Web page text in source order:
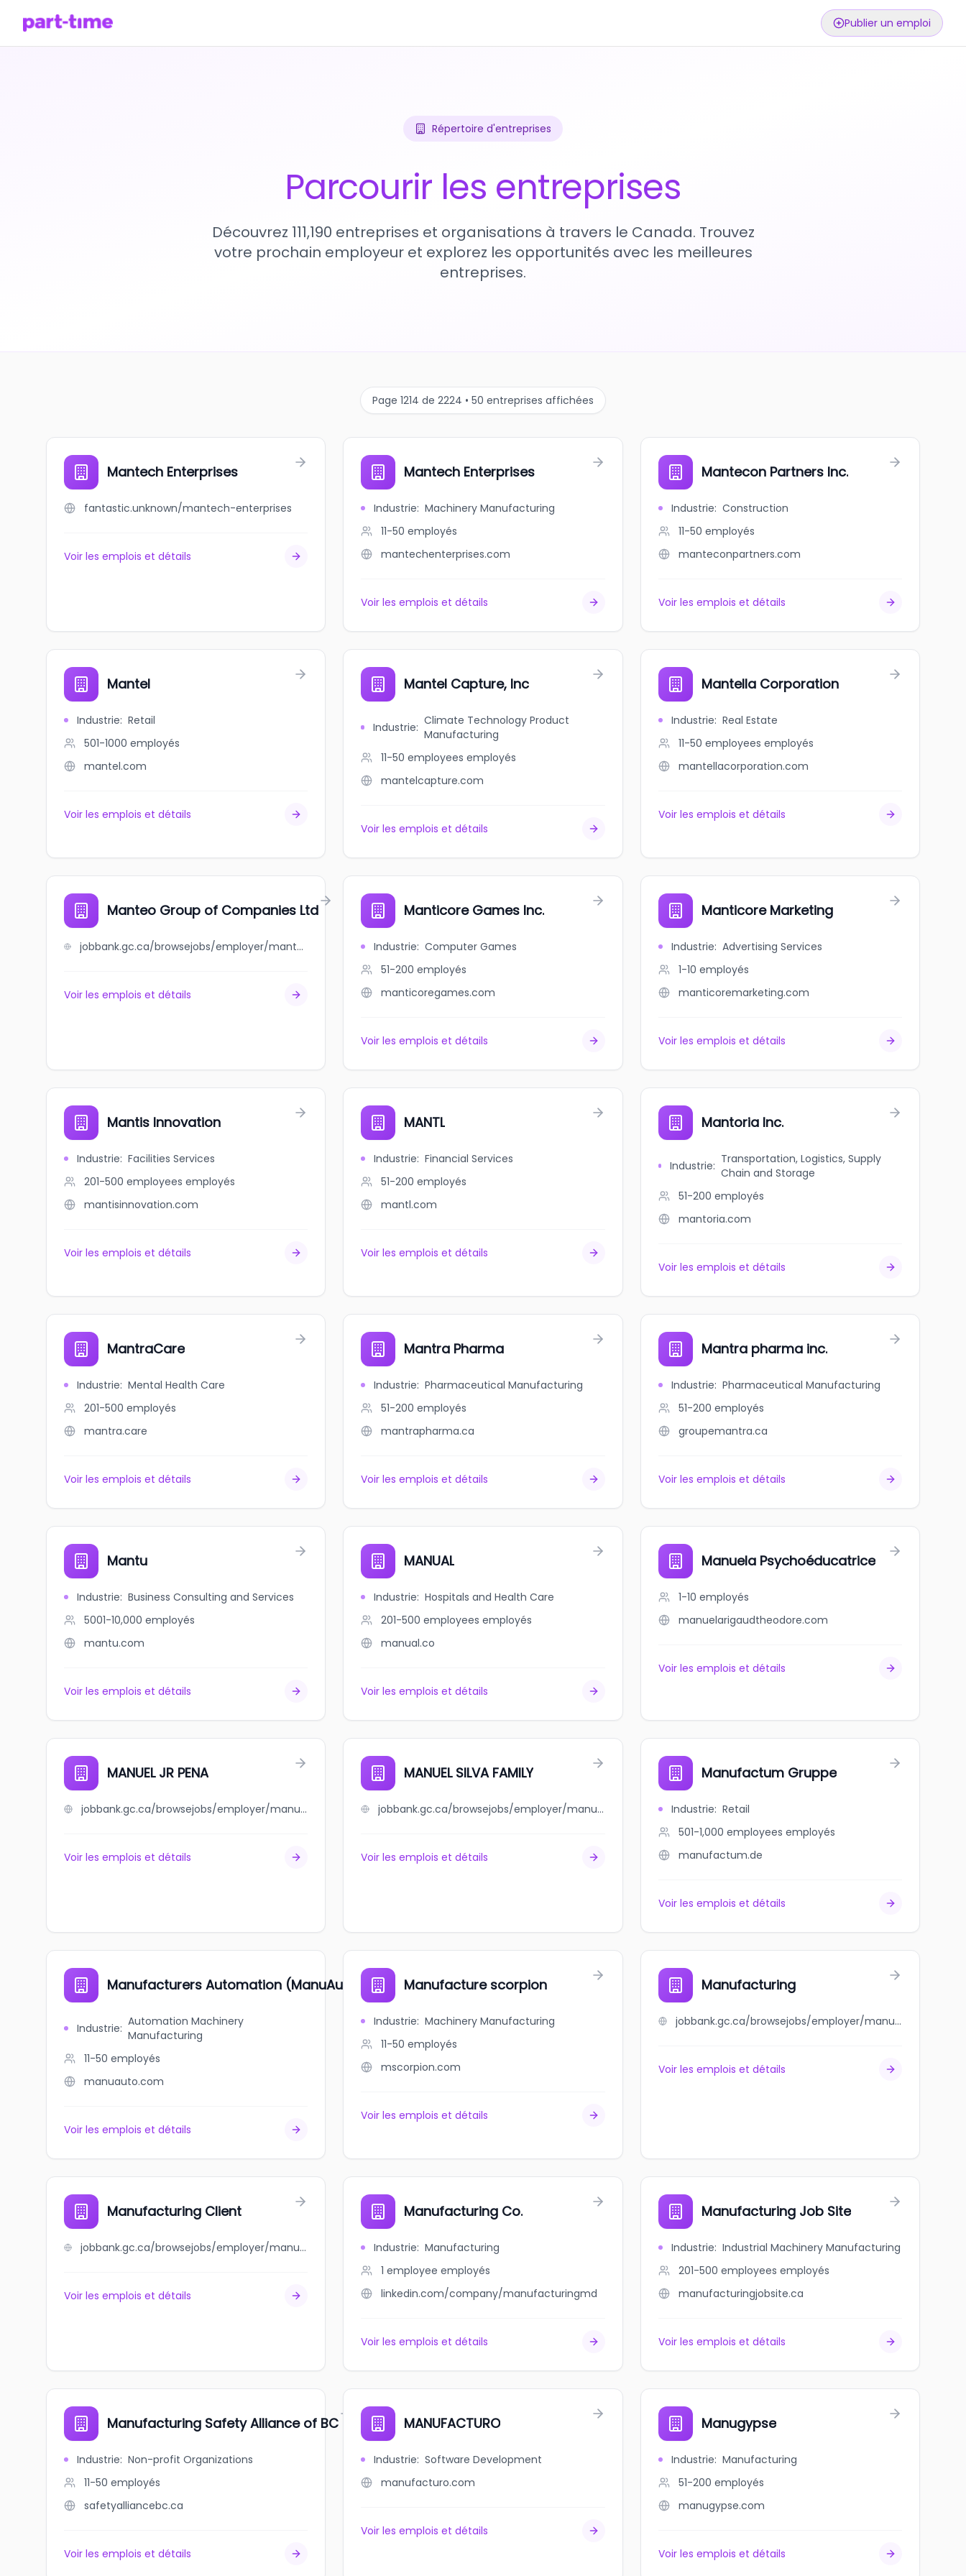
Publier un emploi
Répertoire d'entreprises
Parcourir les entreprises
Découvrez 111,190 entreprises et organisations à travers le Canada. Trouvez
votre prochain employeur et explorez les opportunités avec les meilleures
entreprises.
Page 1214 de 2224 • 50 entreprises affichées
Mantech Enterprises
fantastic.unknown/mantech-enterprises
Voir les emplois et détails
Mantech Enterprises
Industrie: Machinery Manufacturing
11-50 employés
mantechenterprises.com
Voir les emplois et détails
Mantecon Partners Inc.
Industrie: Construction
11-50 employés
manteconpartners.com
Voir les emplois et détails
Mantel
Industrie: Retail
501-1000 employés
mantel.com
Voir les emplois et détails
Mantel Capture, Inc
Industrie: Climate Technology Product
Manufacturing
11-50 employees employés
mantelcapture.com
Voir les emplois et détails
Mantella Corporation
Industrie: Real Estate
11-50 employees employés
mantellacorporation.com
Voir les emplois et détails
Manteo Group of Companies Ltd
jobbank.gc.ca/browsejobs/employer/manteo+group+of+companies+ltd/ca
Voir les emplois et détails
Manticore Games Inc.
Industrie: Computer Games
51-200 employés
manticoregames.com
Voir les emplois et détails
Manticore Marketing
Industrie: Advertising Services
1-10 employés
manticoremarketing.com
Voir les emplois et détails
Mantis Innovation
Industrie: Facilities Services
201-500 employees employés
mantisinnovation.com
Voir les emplois et détails
MANTL
Industrie: Financial Services
51-200 employés
mantl.com
Voir les emplois et détails
Mantoria Inc.
Industrie: Transportation, Logistics, Supply
Chain and Storage
51-200 employés
mantoria.com
Voir les emplois et détails
MantraCare
Industrie: Mental Health Care
201-500 employés
mantra.care
Voir les emplois et détails
Mantra Pharma
Industrie: Pharmaceutical Manufacturing
51-200 employés
mantrapharma.ca
Voir les emplois et détails
Mantra pharma inc.
Industrie: Pharmaceutical Manufacturing
51-200 employés
groupemantra.ca
Voir les emplois et détails
Mantu
Industrie: Business Consulting and Services
5001-10,000 employés
mantu.com
Voir les emplois et détails
MANUAL
Industrie: Hospitals and Health Care
201-500 employees employés
manual.co
Voir les emplois et détails
Manuela Psychoéducatrice
1-10 employés
manuelarigaudtheodore.com
Voir les emplois et détails
MANUEL JR PENA
jobbank.gc.ca/browsejobs/employer/manuel+jr+pena/ca
Voir les emplois et détails
MANUEL SILVA FAMILY
jobbank.gc.ca/browsejobs/employer/manuel+silva+family/ca
Voir les emplois et détails
Manufactum Gruppe
Industrie: Retail
501-1,000 employees employés
manufactum.de
Voir les emplois et détails
Manufacturers Automation (ManuAuto)
Industrie: Automation Machinery
Manufacturing
11-50 employés
manuauto.com
Voir les emplois et détails
Manufacture scorpion
Industrie: Machinery Manufacturing
11-50 employés
mscorpion.com
Voir les emplois et détails
Manufacturing
jobbank.gc.ca/browsejobs/employer/manufacturing/ca
Voir les emplois et détails
Manufacturing Client
jobbank.gc.ca/browsejobs/employer/manufacturing+client/ca
Voir les emplois et détails
Manufacturing Co.
Industrie: Manufacturing
1 employee employés
linkedin.com/company/manufacturingmd
Voir les emplois et détails
Manufacturing Job Site
Industrie: Industrial Machinery Manufacturing
201-500 employees employés
manufacturingjobsite.ca
Voir les emplois et détails
Manufacturing Safety Alliance of BC
Industrie: Non-profit Organizations
11-50 employés
safetyalliancebc.ca
Voir les emplois et détails
MANUFACTURO
Industrie: Software Development
manufacturo.com
Voir les emplois et détails
Manugypse
Industrie: Manufacturing
51-200 employés
manugypse.com
Voir les emplois et détails